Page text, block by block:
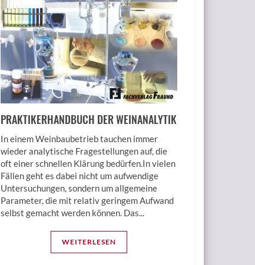
PRAKTIKERHANDBUCH DER WEINANALYTIK
In einem Weinbaubetrieb tauchen immer
wieder analytische Fragestellungen auf, die
oft einer schnellen Klärung bedürfen.In vielen
Fällen geht es dabei nicht um aufwendige
Untersuchungen, sondern um allgemeine
Parameter, die mit relativ geringem Aufwand
selbst gemacht werden können. Das...
WEITERLESEN